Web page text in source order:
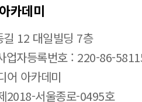
카데미
12 대일빌딩 7층
업자등록번호 : 220-86-
어 아카데미
2018-서울종로-0495호